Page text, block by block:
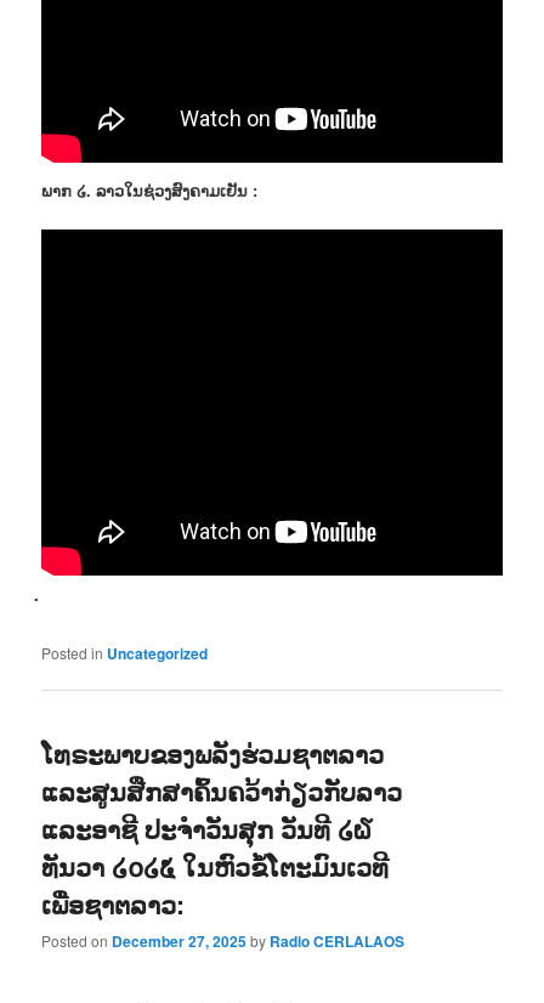
ພາກ ໒. ລາວໃນຊ່ວງສົງຄາມເຢັນ :
Posted in Uncategorized
ໂທຣະພາບຂອງພລັງຮ່ວມຊາຕລາວ
ແລະສູນສືກສາຄົ້ນຄວ້າກ່ຽວກັບລາວ
ແລະອາຊີ ປະຈຳວັນສຸກ ວັນທີ ໒໖
ທັນວາ ໒໐໒໕ ໃນຫົວຂໍ້ໂຕະມົນເວທີ
ເພື່ອຊາຕລາວ:
Posted on December 27, 2025by Radio CERLALAOS